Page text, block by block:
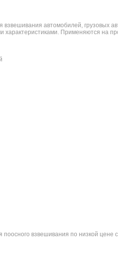
автомобилей, грузовых
Применяются на
взвешивания по низкой